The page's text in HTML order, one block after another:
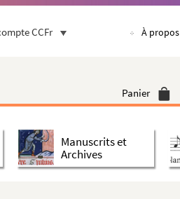
CCFr À propos
Panier
Manuscrits et
Archives